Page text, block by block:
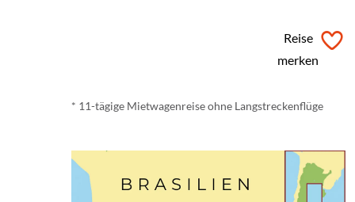
Reise
merken
* 11-tägige Mietwagenreise ohne Langstreckenflüge